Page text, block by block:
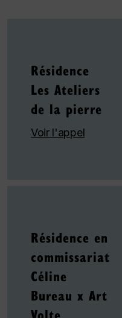
Résidence
Les Ateliers
de la pierre
Voir l'appel
Résidence en
commissariat
Céline
Bureau x Art
Volte